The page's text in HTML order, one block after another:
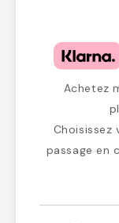
Achetez
passage en